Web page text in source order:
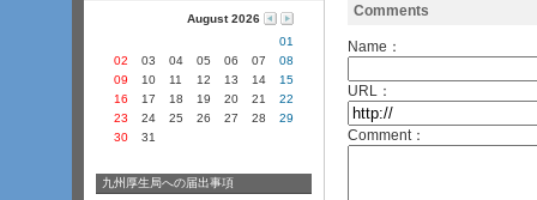
Comments
Name：
URL：
Comment：
August 2026
01
02
03 04 05 06 07
08
09
10 11 12 13 14
15
16
17 18 19 20 21
22
23
24 25 26 27 28
29
30
31
九州厚生局への届出事項